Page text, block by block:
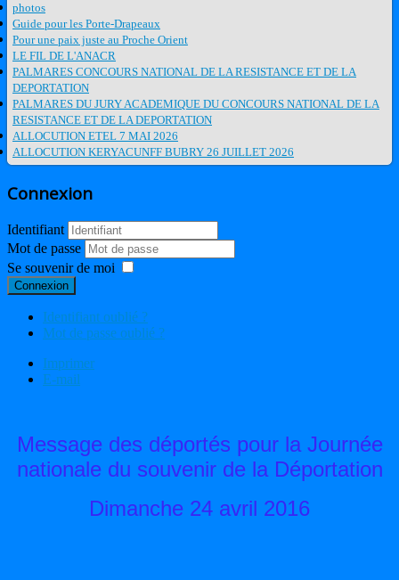
photos
Guide pour les Porte-Drapeaux
Pour une paix juste au Proche Orient
LE FIL DE L'ANACR
PALMARES CONCOURS NATIONAL DE LA RESISTANCE ET DE LA
DEPORTATION
PALMARES DU JURY ACADEMIQUE DU CONCOURS NATIONAL DE LA
RESISTANCE ET DE LA DEPORTATION
ALLOCUTION ETEL 7 MAI 2026
ALLOCUTION KERYACUNFF BUBRY 26 JUILLET 2026
Connexion
Identifiant
Mot de passe
Se souvenir de moi
Connexion
Identifiant oublié ?
Mot de passe oublié ?
Imprimer
E-mail
Message des déportés pour la Journée
nationale du souvenir de la Déportation
Dimanche 24 avril 2016